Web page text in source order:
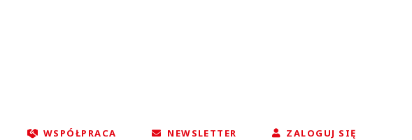
WSPÓŁPRACA NEWSLETTER ZALOGUJ SIĘ